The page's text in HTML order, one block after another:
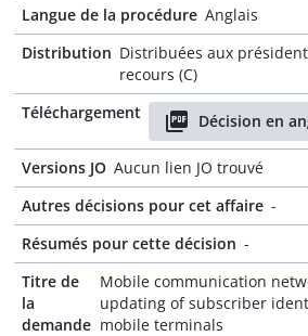
Langue de la procédure Anglais
Distribution Distribuées aux
recours (C)
Téléchargement
Décision en
Versions JO Aucun lien JO trouvé
Autres décisions pour cet affaire -
Résumés pour cette décision -
Titre de
la
demande
Mobile communication
updating of subscriber
mobile terminals